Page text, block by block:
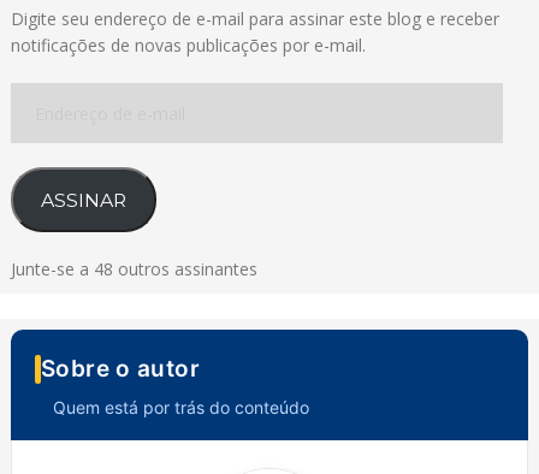
Digite seu endereço de e-mail para assinar este blog e receber
notificações de novas publicações por e-mail.
e-
mail
ASSINAR
Junte-se a 48 outros assinantes
Sobre o autor
Quem está por trás do conteúdo